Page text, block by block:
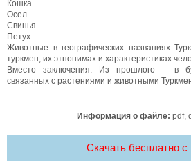
Кошка
Осел
Свинья
Петух
Животные в географических названиях
туркмен, их этнонимах и характеристиках
Вместо заключения. Из прошлого – в
связанных с растениями и животными
Информация о файле: pdf,
Скачать бесплатно c